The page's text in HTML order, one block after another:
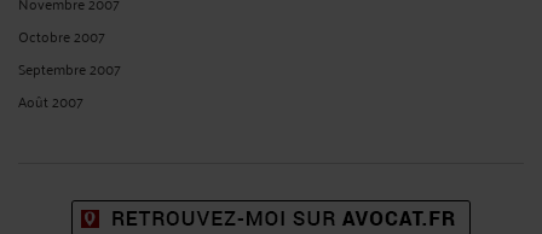
Novembre 2021
Octobre 2021
Septembre 2021
Août 2021
Mai 2021